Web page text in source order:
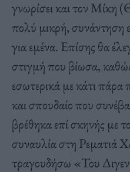
γνωρίσει και τον Μίκη
πολύ μικρή, συνάντηση
για εμένα. Επίσης θα
στιγμή που βίωσα,
εσωτερικά με κάτι
και σπουδαίο που
βρέθηκα επί σκηνής με
συναυλία στη Ρεματιά
τραγουδήσω «Του